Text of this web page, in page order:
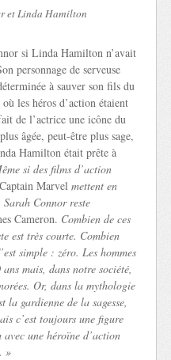
et Linda Hamilton
si Linda Hamilton n’avait
personnage de serveuse
à sauver son fils du
les héros d’action étaient
de l’actrice une icône du
âgée, peut-être plus sage,
Hamilton était prête à
si des films d’action
Captain Marvelmettent en
Sarah Connor reste
Cameron. Combien de ces
est très courte. Combien
simple : zéro. Les hommes
mais, dans notre société,
Or, dans la mythologie
gardienne de la sagesse,
c’est toujours une figure
avec une héroïne d’action
»